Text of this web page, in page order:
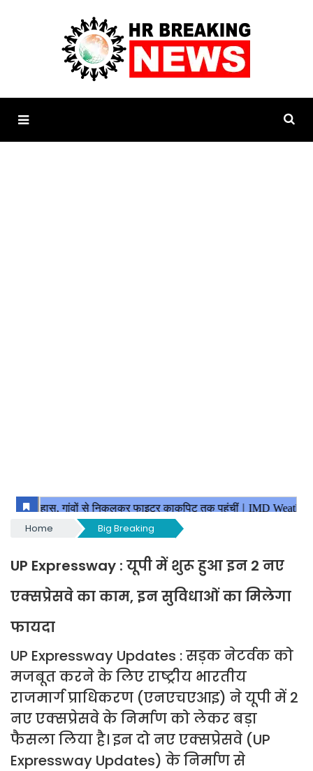
Home Big Breaking
UP Expressway : यूपी में शुरू हुआ इन 2 नए
एक्सप्रेसवे का काम, इन सुविधाओं का मिलेगा
फायदा
UP Expressway Updates : सड़क नेटर्वक को
मजबूत करने के लिए राष्ट्रीय भारतीय
राजमार्ग प्राधिकरण (एनएचएआइ) ने यूपी में 2
नए एक्सप्रेसवे के निर्माण को लेकर बड़ा
फैसला लिया है। इन दो नए एक्सप्रेसवे (UP
Expressway Updates) के निर्माण से